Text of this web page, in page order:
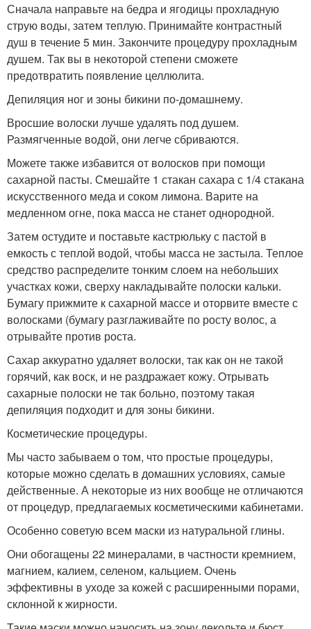
Сначала направьте на бедра и ягодицы прохладную
струю воды, затем теплую. Принимайте контрастный
душ в течение 5 мин. Закончите процедуру прохладным
душем. Так вы в некоторой степени сможете
предотвратить появление целлюлита.
Депиляция ног и зоны бикини по-домашнему.
Вросшие волоски лучше удалять под душем.
Размягченные водой, они легче сбриваются.
Можете также избавится от волосков при помощи
сахарной пасты. Смешайте 1 стакан сахара с 1/4 стакана
искусственного меда и соком лимона. Варите на
медленном огне, пока масса не станет однородной.
Затем остудите и поставьте кастрюльку с пастой в
емкость с теплой водой, чтобы масса не застыла. Теплое
средство распределите тонким слоем на небольших
участках кожи, сверху накладывайте полоски кальки.
Бумагу прижмите к сахарной массе и оторвите вместе с
волосками (бумагу разглаживайте по росту волос, а
отрывайте против роста.
Сахар аккуратно удаляет волоски, так как он не такой
горячий, как воск, и не раздражает кожу. Отрывать
сахарные полоски не так больно, поэтому такая
депиляция подходит и для зоны бикини.
Косметические процедуры.
Мы часто забываем о том, что простые процедуры,
которые можно сделать в домашних условиях, самые
действенные. А некоторые из них вообще не отличаются
от процедур, предлагаемых косметическими кабинетами.
Особенно советую всем маски из натуральной глины.
Они обогащены 22 минералами, в частности кремнием,
магнием, калием, селеном, кальцием. Очень
эффективны в уходе за кожей с расширенными порами,
склонной к жирности.